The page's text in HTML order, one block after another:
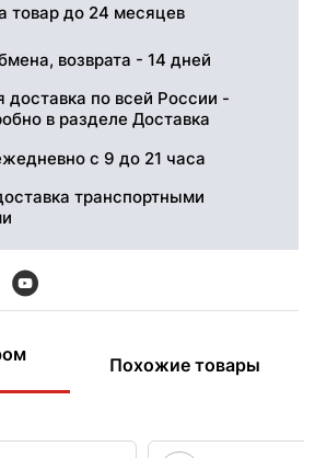
товар до 24 месяцев
возврата - 14 дней
доставка по всей России -
в разделе Доставка
с 9 до 21 часа
транспортными
Похожие товары